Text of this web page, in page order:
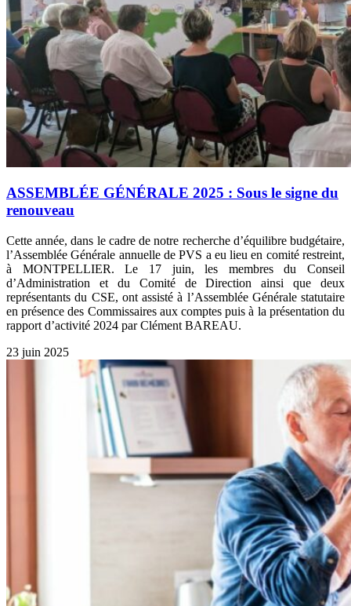
ASSEMBLÉE GÉNÉRALE 2025 : Sous le signe du
renouveau
Cette année, dans le cadre de notre recherche d’équilibre budgétaire,
l’Assemblée Générale annuelle de PVS a eu lieu en comité restreint,
à MONTPELLIER. Le 17 juin, les membres du Conseil
d’Administration et du Comité de Direction ainsi que deux
représentants du CSE, ont assisté à l’Assemblée Générale statutaire
en présence des Commissaires aux comptes puis à la présentation du
rapport d’activité 2024 par Clément BAREAU.
23 juin 2025